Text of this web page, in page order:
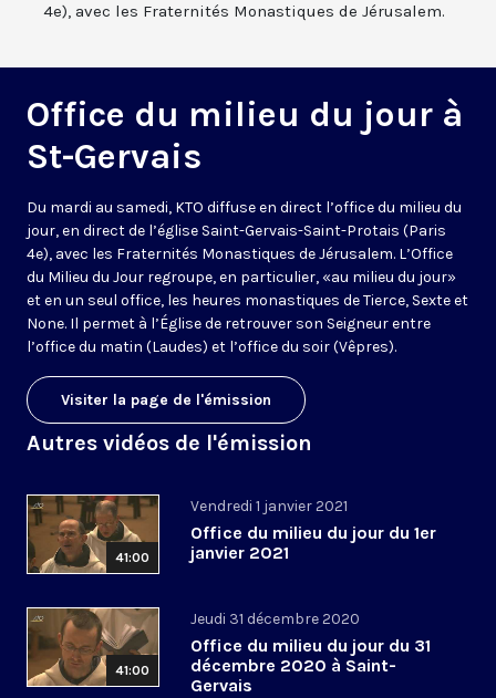
4e), avec les Fraternités Monastiques de Jérusalem.
Office du milieu du jour à
St-Gervais
Du mardi au samedi, KTO diffuse en direct l’office du milieu du
jour, en direct de l’église Saint-Gervais-Saint-Protais (Paris
4e), avec les Fraternités Monastiques de Jérusalem. L’Office
du Milieu du Jour regroupe, en particulier, «au milieu du jour»
et en un seul office, les heures monastiques de Tierce, Sexte et
None. Il permet à l’Église de retrouver son Seigneur entre
l’office du matin (Laudes) et l’office du soir (Vêpres).
Visiter la page de l'émission
Autres vidéos de l'émission
41:00
Vendredi 1 janvier 2021
Office du milieu du jour du 1er
janvier 2021
41:00
Jeudi 31 décembre 2020
Office du milieu du jour du 31
décembre 2020 à Saint-
Gervais